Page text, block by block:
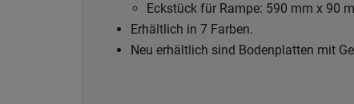
Eckstück für Rampe: 590 mm x 90
Erhältlich in 7 Farben.
Neu erhältlich sind Bodenplatten mit